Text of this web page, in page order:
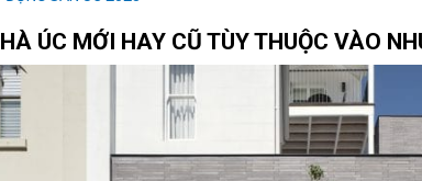
ÚC MỚI HAY CŨ TÙY THUỘC VÀO